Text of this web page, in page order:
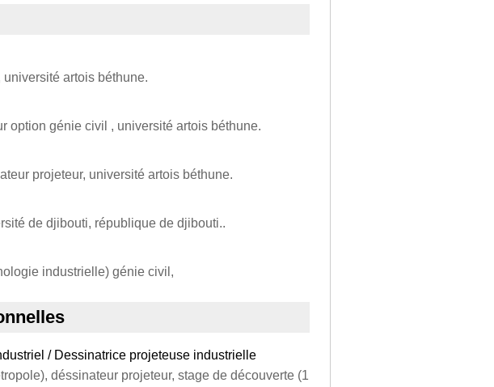
artois béthune.
option génie civil , université artois béthune.
projeteur, université artois béthune.
de djibouti, république de djibouti..
industrielle) génie civil,
/ Dessinatrice projeteuse industrielle
déssinateur projeteur, stage de découverte (1